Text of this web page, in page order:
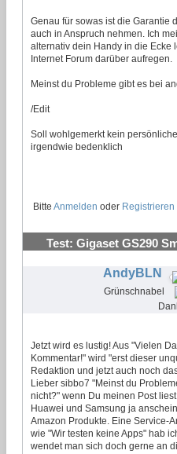
Genau für sowas ist die Garantie
auch in Anspruch nehmen. Ich
alternativ dein Handy in die Ecke
Internet Forum darüber aufregen.
Meinst du Probleme gibt es bei
/Edit
Soll wohlgemerkt kein
irgendwie bedenklich
Bitte Anmelden oder Registrieren
Test: Gigaset GS290
AndyBLN
Grünschnabel
Jetzt wird es lustig! Aus "Vielen
Kommentar!" wird "erst dieser
Redaktion und jetzt auch noch
Lieber sibbo7 "Meinst du
nicht?" wenn Du meinen Post
Huawei und Samsung ja
Amazon Produkte. Eine Service-
wie "Wir testen keine Apps" hab
wendet man sich doch gerne an